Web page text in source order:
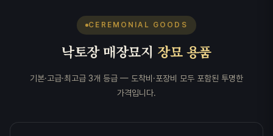
CEREMONIAL GOODS
낙토장 매장묘지 장묘 용품
기본·고급·최고급 3개 등급 — 도착비·포장비 모두 포함된 투명한
가격입니다.